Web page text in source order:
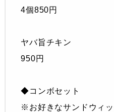
4個850円
ヤバ旨チキン
950円
◆コンボセット
※お好きなサンドウィ